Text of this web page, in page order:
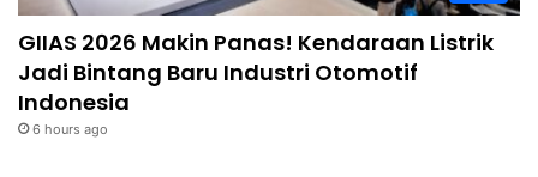
GIIAS 2026 Makin Panas! Kendaraan Listrik
Jadi Bintang Baru Industri Otomotif
Indonesia
6 hours ago